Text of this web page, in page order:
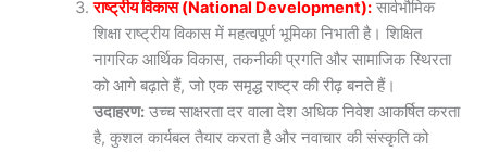
राष्ट्रीय विकास (National Development): सार्वभौमिक
शिक्षा राष्ट्रीय विकास में महत्वपूर्ण भूमिका निभाती है। शिक्षित
नागरिक आर्थिक विकास, तकनीकी प्रगति और सामाजिक स्थिरता
को आगे बढ़ाते हैं, जो एक समृद्ध राष्ट्र की रीढ़ बनते हैं।
उदाहरण: उच्च साक्षरता दर वाला देश अधिक निवेश आकर्षित करता
है, कुशल कार्यबल तैयार करता है और नवाचार की संस्कृति को